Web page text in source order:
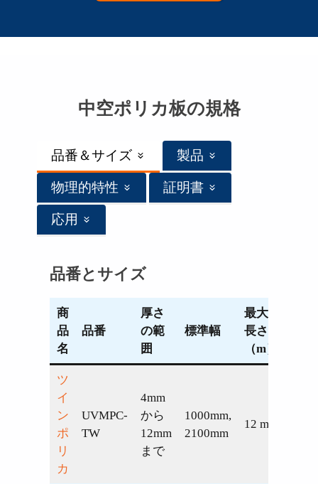
中空ポリカ板の規格
品番＆サイズ 製品
物理的特性 証明書
応用
品番とサイズ
商
品
名
品番
厚さ
の範
囲
標準幅
最大
長さ
（m）
ツ
イ
ン
ポ
リ
カ
UVMPC-
TW
4mm
から
12mm
まで
1000mm,
2100mm
12 m